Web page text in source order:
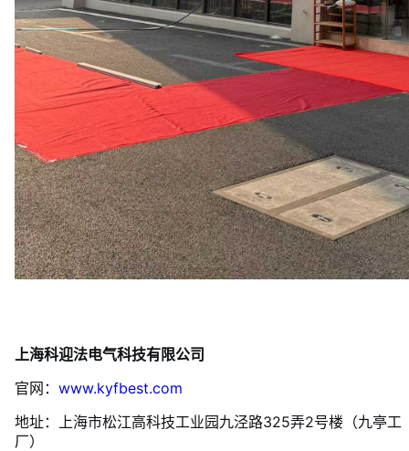
上海科迎法电气科技有限公司
官网： www.kyfbest.com
地址：上海市松江高科技工业园九泾路325弄2号楼（九亭工
厂）